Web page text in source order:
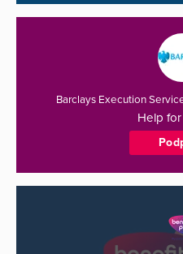
Barclays Execution
Help